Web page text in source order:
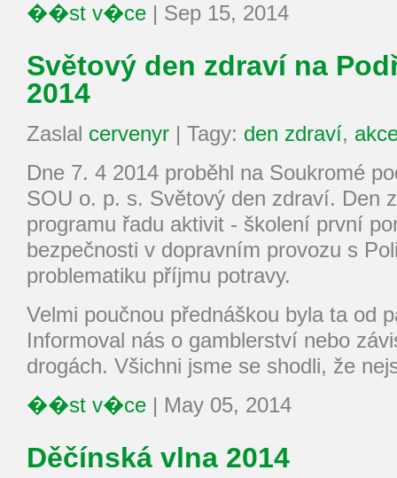
��st v�ce | Sep 15, 2014
Světový den zdraví na
2014
Zaslal cervenyr | Tagy: den zdraví,
Dne 7. 4 2014 proběhl na Soukromé
SOU o. p. s. Světový den zdraví. Den
programu řadu aktivit - školení první
bezpečnosti v dopravním provozu s
problematiku příjmu potravy.
Velmi poučnou přednáškou byla ta od
Informoval nás o gamblerství nebo
drogách. Všichni jsme se shodli, že
��st v�ce | May 05, 2014
Děčínská vlna 2014